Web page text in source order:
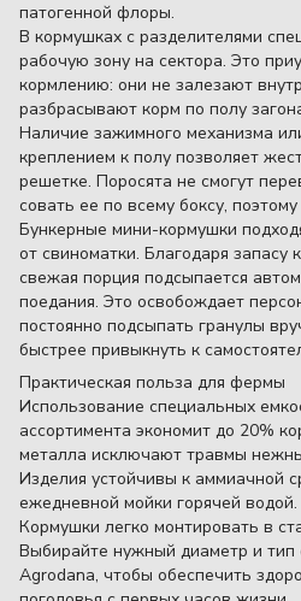
патогенной флоры.
В кормушках с разделителями
рабочую зону на сектора. Это
кормлению: они не залезают
разбрасывают корм по полу
Наличие зажимного механизма
креплением к полу позволяет
решетке. Поросята не смогут
совать ее по всему боксу,
Бункерные мини-кормушки
от свиноматки. Благодаря запасу
свежая порция подсыпается
поедания. Это освобождает
постоянно подсыпать гранулы
быстрее привыкнуть к
Практическая польза для фермы
Использование специальных
ассортимента экономит до 20%
металла исключают травмы
Изделия устойчивы к аммиачной
ежедневной мойки горячей водой.
Кормушки легко монтировать в
Выбирайте нужный диаметр и тип
Agrodana, чтобы обеспечить